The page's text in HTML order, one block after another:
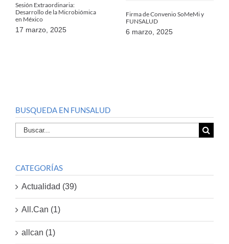
Sesión Extraordinaria:
Desarrollo de la Microbiómica
en México
17 marzo, 2025
Firma de Convenio SoMeMi y
FUNSALUD
6 marzo, 2025
BUSQUEDA EN FUNSALUD
Buscar
por:
CATEGORÍAS
Actualidad (39)
All.Can (1)
allcan (1)